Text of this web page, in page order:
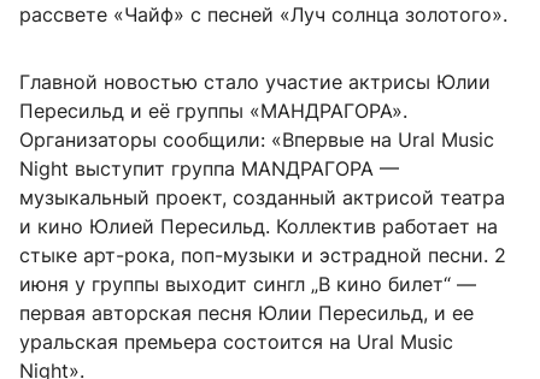
рассвете «Чайф» с песней «Луч солнца золотого».
Главной новостью стало участие актрисы Юлии
Пересильд и её группы «МАНДРАГОРА».
Организаторы сообщили: «Впервые на Ural Music
Night выступит группа МАNДРАГОРА —
музыкальный проект, созданный актрисой театра
и кино Юлией Пересильд. Коллектив работает на
стыке арт-рока, поп-музыки и эстрадной песни. 2
июня у группы выходит сингл „В кино билет“ —
первая авторская песня Юлии Пересильд, и ее
уральская премьера состоится на Ural Music
Night».